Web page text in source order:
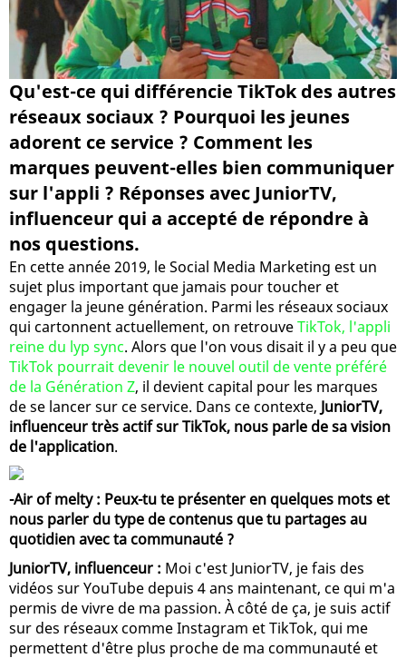
Qu'est-ce qui différencie TikTok des autres
réseaux sociaux ? Pourquoi les jeunes
adorent ce service ? Comment les
marques peuvent-elles bien communiquer
sur l'appli ? Réponses avec JuniorTV,
influenceur qui a accepté de répondre à
nos questions.
En cette année 2019, le Social Media Marketing est un
sujet plus important que jamais pour toucher et
engager la jeune génération. Parmi les réseaux sociaux
qui cartonnent actuellement, on retrouveTikTok, l'appli
reine du lyp sync. Alors que l'on vous disait il y a peu que
TikTok pourrait devenir le nouvel outil de vente préféré
de la Génération Z, il devient capital pour les marques
de se lancer sur ce service. Dans ce contexte, JuniorTV,
influenceur très actif sur TikTok, nous parle de sa vision
de l'application.
-Air of melty : Peux-tu te présenter en quelques mots et
nous parler du type de contenus que tu partages au
quotidien avec ta communauté ?
JuniorTV, influenceur : Moi c'est JuniorTV, je fais des
vidéos sur YouTube depuis 4 ans maintenant, ce qui m'a
permis de vivre de ma passion. À côté de ça, je suis actif
sur des réseaux comme Instagram et TikTok, qui me
permettent d'être plus proche de ma communauté et